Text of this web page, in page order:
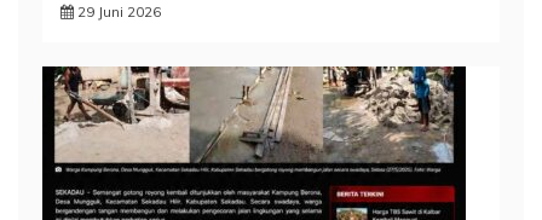
29 Juni 2026